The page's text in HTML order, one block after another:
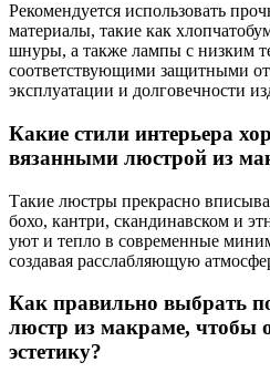
Рекомендуется использовать
материалы, такие как
шнуры, а также лампы с низким
соответствующими защитными
эксплуатации и долговечности
Какие стили интерьера
вязанными люстрой из
Такие люстры прекрасно
бохо, кантри, скандинавском и
уют и тепло в современные
создавая расслабляющую
Как правильно выбрать
люстр из макраме, чтобы
эстетику?